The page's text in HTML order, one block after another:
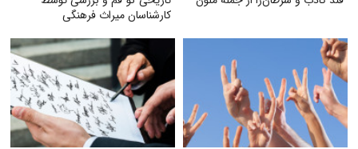
کارشناسان میراث فرهنگی